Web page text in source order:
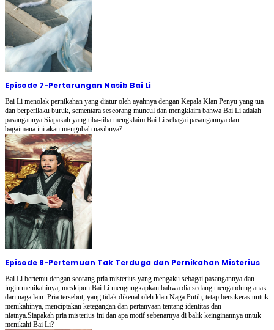
Episode 7-Pertarungan Nasib Bai Li
Bai Li menolak pernikahan yang diatur oleh ayahnya dengan Kepala Klan Penyu yang tua
dan berperilaku buruk, sementara seseorang muncul dan mengklaim bahwa Bai Li adalah
pasangannya.Siapakah yang tiba-tiba mengklaim Bai Li sebagai pasangannya dan
bagaimana ini akan mengubah nasibnya?
Episode 8-Pertemuan Tak Terduga dan Pernikahan Misterius
Bai Li bertemu dengan seorang pria misterius yang mengaku sebagai pasangannya dan
ingin menikahinya, meskipun Bai Li mengungkapkan bahwa dia sedang mengandung anak
dari naga lain. Pria tersebut, yang tidak dikenal oleh klan Naga Putih, tetap bersikeras untuk
menikahinya, menciptakan ketegangan dan pertanyaan tentang identitas dan
niatnya.Siapakah pria misterius ini dan apa motif sebenarnya di balik keinginannya untuk
menikahi Bai Li?